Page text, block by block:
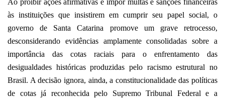
às instituições que insistirem em cumprir seu papel social, o
governo de Santa Catarina promove um grave retrocesso,
desconsiderando evidências amplamente consolidadas sobre a
importância das cotas raciais para o enfrentamento das
desigualdades históricas produzidas pelo racismo estrutural no
Brasil. A decisão ignora, ainda, a constitucionalidade das políticas
de cotas já reconhecida pelo Supremo Tribunal Federal e a